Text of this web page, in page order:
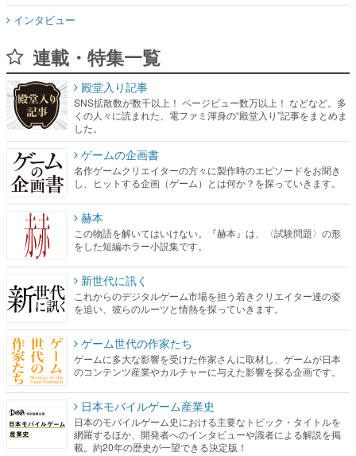
インタビュー
連載・特集一覧
殿堂入り記事
SNS拡散数が数千以上！ ページビュー数万以上！ などなど。多
くの人々に読まれた、電ファミ渾身の“殿堂入り”記事をまとめま
した。
ゲームの企画書
名作ゲームクリエイターの方々に製作時のエピソードをお聞き
し、ヒットする企画（ゲーム）とは何か？を探っていきます。
赫本
この物語を解いてはいけない。『赫本』は、〈試験問題〉の形
をした短編ホラー小説集です。
新世代に訊く
これからのデジタルゲーム市場を担う若きクリエイター達の姿
を追い、彼らのルーツと情熱を探っていきます。
ゲーム世代の作家たち
ゲームに多大な影響を受けた作家さんに取材し、ゲームが日本
のコンテンツ産業やカルチャーに与えた影響を探る企画です。
日本モバイルゲーム産業史
日本のモバイルゲーム史における主要なトピック・タイトルを
網羅するほか、開発者へのインタビューや識者による解説を掲
載。約20年の歴史が一望できる決定版！